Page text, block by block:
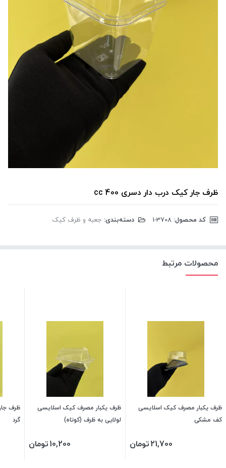
ظرف جار کیک درب دار دسری 400 cc
کد محصول: دسته‌بندی: جعبه و ظرف کیک
محصولات مرتبط
ظرف یکبار مصرف کیک اسلایسی
کف مشکی
21,700تومان
ظرف یکبار مصرف کیک اسلایسی
لولایی به ظرف (کوتاه)
10,200تومان
ظرف
گرد